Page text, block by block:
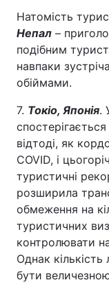
Натомість
Непал –
подібним
навпаки
обіймами.
7. Токіо, Японія.
відтоді, як
COVID, і
туристичні
розширила
обмеження на
туристичних
контролювати
Однак
бути